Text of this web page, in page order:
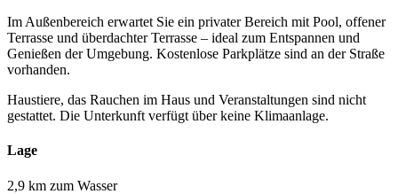
Im Außenbereich erwartet Sie ein privater Bereich mit Pool, offener
Terrasse und überdachter Terrasse – ideal zum Entspannen und
Genießen der Umgebung. Kostenlose Parkplätze sind an der Straße
vorhanden.
Haustiere, das Rauchen im Haus und Veranstaltungen sind nicht
gestattet. Die Unterkunft verfügt über keine Klimaanlage.
Lage
2,9 km zum Wasser